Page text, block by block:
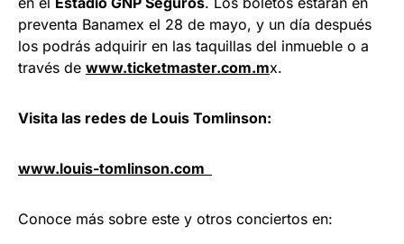
preventa Banamex el 28 de mayo, y un día después
los podrás adquirir en las taquillas del inmueble o a
través de www.ticketmaster.com.mx.
Visita las redes de Louis Tomlinson:
www.louis-tomlinson.com
Conoce más sobre este y otros conciertos en: